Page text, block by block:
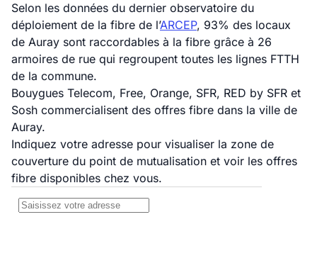
Selon les données du dernier observatoire du
déploiement de la fibre de l’ARCEP, 93% des locaux
de Auray sont raccordables à la fibre grâce à 26
armoires de rue qui regroupent toutes les lignes FTTH
de la commune.
Bouygues Telecom, Free, Orange, SFR, RED by SFR et
Sosh commercialisent des offres fibre dans la ville de
Auray.
Indiquez votre adresse pour visualiser la zone de
couverture du point de mutualisation et voir les offres
fibre disponibles chez vous.